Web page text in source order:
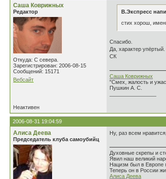
Саша Коврижных
Редактор
Откуда: С севера.
Зарегистрирован: 2006-08-15
Сообщений: 15171
Вебсайт
В.Экспресс
стих хорош,
Спасибо.
Да, характер упёртый.
СК
Саша Коврижных
"Смех, жалость и
Пушкин А. С.
Неактивен
2006-08-31 19:04:59
Алиса Деева
Председатель клуба самоубийц
Ну, раз всем
Духовные скрепы и
Явил наш великий
Нацизм был в Европе
Теперь он в России
Алиса Деева